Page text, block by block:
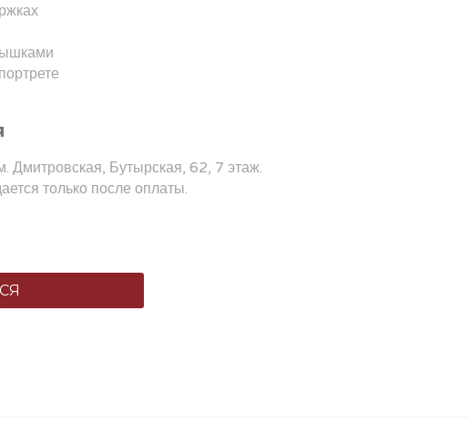
Дмитровская, Бутырская, 62, 7 этаж.
только после оплаты.